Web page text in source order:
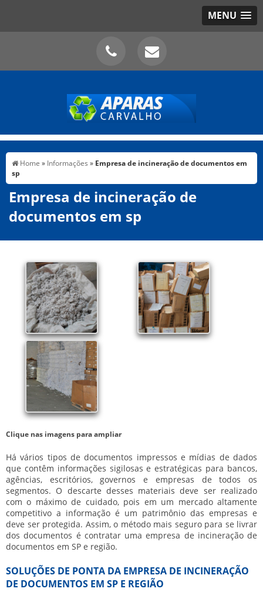
MENU
Home » Informações » Empresa de incineração de documentos em
sp
Empresa de incineração de
documentos em sp
Clique nas imagens para ampliar
Há vários tipos de documentos impressos e mídias de dados
que contêm informações sigilosas e estratégicas para bancos,
agências, escritórios, governos e empresas de todos os
segmentos. O descarte desses materiais deve ser realizado
com o máximo de cuidado, pois em um mercado altamente
competitivo a informação é um patrimônio das empresas e
deve ser protegida. Assim, o método mais seguro para se livrar
dos documentos é contratar umaempresa de incineração de
documentos em SP e região.
SOLUÇÕES DE PONTA DA EMPRESA DE INCINERAÇÃO
DE DOCUMENTOS EM SP E REGIÃO